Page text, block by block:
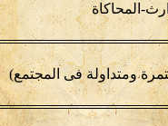
المحاكاة
ومتداولة فى المجتمع)